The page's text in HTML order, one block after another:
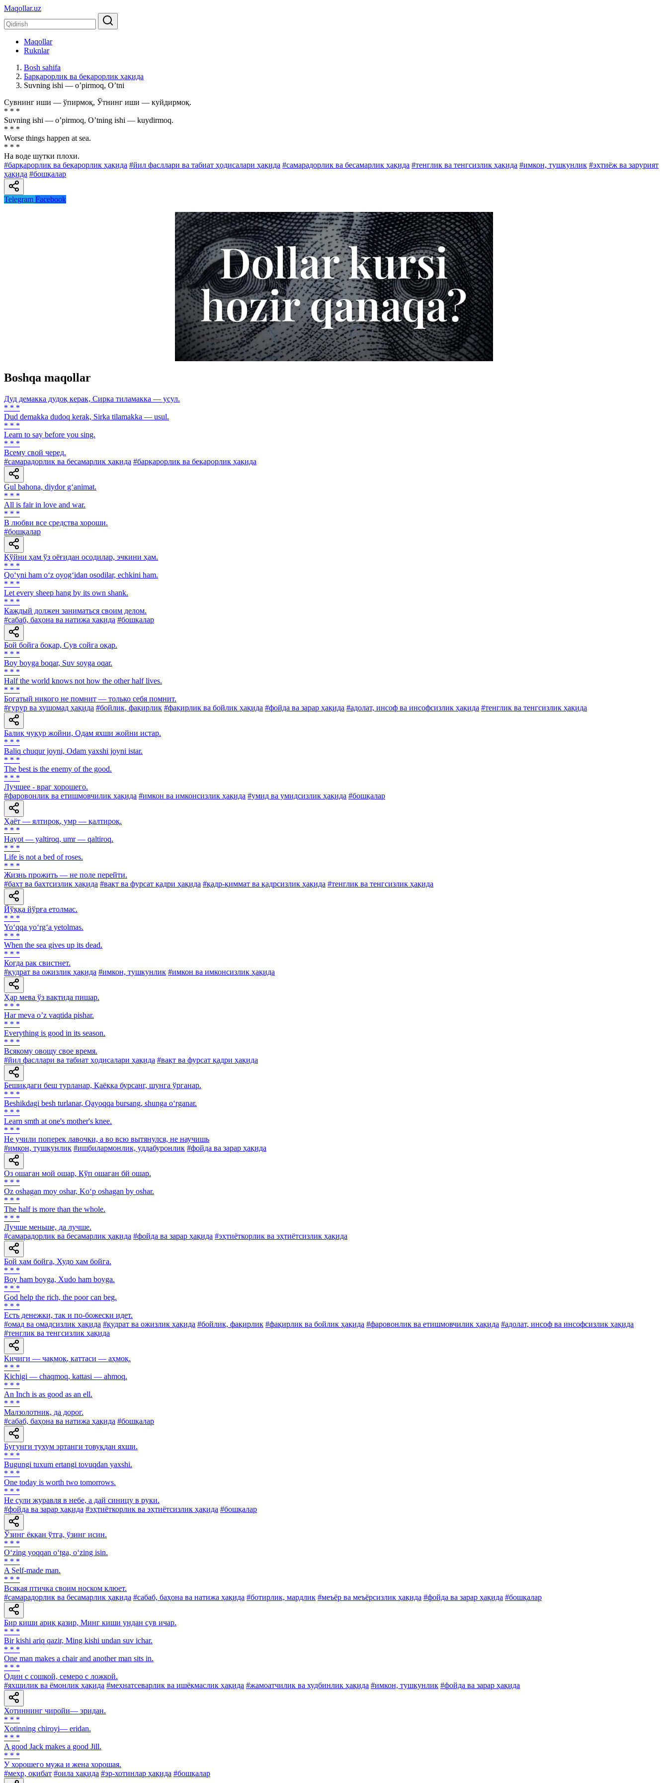
Maqollar.uz
Maqollar
Ruknlar
Bosh sahifa
Барқарорлик ва беқарорлик ҳақида
Suvning ishi — oʼpirmoq, Oʼtni
Сувнинг иши — ўпирмоқ, Ўтнинг иши — куйдирмоқ.
* * *
Suvning ishi — oʼpirmoq, Oʼtning ishi — kuydirmoq.
* * *
Worse things happen at sea.
* * *
Ha воде шутки плохи.
#барқарорлик ва беқарорлик ҳақида #йил фасллари ва табиат ҳодисалари ҳақида #самарадорлик ва бесамарлик ҳақида #тенглик ва тенгсизлик ҳақида #имкон, тушкунлик #эҳтиёж ва зарурият
ҳақида #бошқалар
Telegram Facebook
Boshqa maqollar
Дуд демакка дудоқ керак, Сирка тиламакка — усул.
* * *
Dud demakka dudoq kerak, Sirka tilamakka — usul.
* * *
Learn to say before you sing.
* * *
Всему свой черед.
#самарадорлик ва бесамарлик ҳақида #барқарорлик ва беқарорлик ҳақида
Gul bahona, diydor g‘animat.
* * *
All is fair in love and war.
* * *
В любви все средства хороши.
#бошқалар
Қўйни ҳам ўз оёғидан осодилар, эчкини ҳам.
* * *
Qo‘yni ham o‘z oyog‘idan osodilar, echkini ham.
* * *
Let every sheep hang by its own shank.
* * *
Каждый должен заниматься своим делом.
#сабаб, баҳона ва натижа ҳақида #бошқалар
Бой бойга боқар, Сув сойга оқар.
* * *
Boy boyga boqar, Suv soyga oqar.
* * *
Half the world knows not how the other half lives.
* * *
Богатый никого не помнит — только себя помнит.
#ғурур ва хушомад ҳақида #бойлик, фақирлик #фақирлик ва бойлик ҳақида #фойда ва зарар ҳақида #адолат, инсоф ва инсофсизлик ҳақида #тенглик ва тенгсизлик ҳақида
Балиқ чуқур жойни, Одам яхши жойни истар.
* * *
Baliq chuqur joyni, Odam yaxshi joyni istar.
* * *
The best is the enemy of the good.
* * *
Лучшее - враг хорошего.
#фаровонлик ва етишмовчилик ҳақида #имкон ва имконсизлик ҳақида #умид ва умидсизлик ҳақида #бошқалар
Ҳаёт — ялтироқ, умр — қалтироқ.
* * *
Hayot — yaltiroq, umr — qaltiroq.
* * *
Life is not a bed of roses.
* * *
Жизнь прожить — не поле перейти.
#бахт ва бахтсизлик ҳақида #вақт ва фурсат қадри ҳақида #қадр-қиммат ва қадрсизлик ҳақида #тенглик ва тенгсизлик ҳақида
Йўққа йўрға етолмас.
* * *
Yo‘qqa yo‘rg‘a yetolmas.
* * *
When the sea gives up its dead.
* * *
Когда рак свистнет.
#қудрат ва ожизлик ҳақида #имкон, тушкунлик #имкон ва имконсизлик ҳақида
Ҳар мева ўз вақтида пишар.
* * *
Har meva oʼz vaqtida pishar.
* * *
Everything is good in its season.
* * *
Всякому овощу свое время.
#йил фасллари ва табиат ҳодисалари ҳақида #вақт ва фурсат қадри ҳақида
Бешикдаги беш турланар, Қаёққа бурсанг, шунга ўрганар.
* * *
Beshikdagi besh turlanar, Qayoqqa bursang, shunga o‘rganar.
* * *
Learn smth at one's mother's knee.
* * *
Не учили поперек лавочки, а во всю вытянулся, не научишь
#имкон, тушкунлик #ишбилармонлик, уддабуронлик #фойда ва зарар ҳақида
Оз ошаган мой ошар, Кўп ошаган бй ошар.
* * *
Oz oshagan moy oshar, Ko‘p oshagan by oshar.
* * *
The half is more than the whole.
* * *
Лучше меньше, да лучше.
#самарадорлик ва бесамарлик ҳақида #фойда ва зарар ҳақида #эҳтиёткорлик ва эҳтиётсизлик ҳақида
Бой ҳам бойга, Худо ҳам бойга.
* * *
Boy ham boyga, Xudo ham boyga.
* * *
God help the rich, the poor can beg.
* * *
Есть денежки, так и по-божески идет.
#омад ва омадсизлик ҳақида #қудрат ва ожизлик ҳақида #бойлик, фақирлик #фақирлик ва бойлик ҳақида #фаровонлик ва етишмовчилик ҳақида #адолат, инсоф ва инсофсизлик ҳақида
#тенглик ва тенгсизлик ҳақида
Кичиги — чақмоқ, каттаси — аҳмоқ.
* * *
Kichigi — chaqmoq, kattasi — ahmoq.
* * *
An Inch is as good as an ell.
* * *
Малзолотник, да дорог.
#сабаб, баҳона ва натижа ҳақида #бошқалар
Бугунги тухум эртанги товуқдан яхши.
* * *
Bugungi tuxum ertangi tovuqdan yaxshi.
* * *
One today is worth two tomorrows.
* * *
He сули журавля в небе, а дай синицу в руки.
#фойда ва зарар ҳақида #эҳтиёткорлик ва эҳтиётсизлик ҳақида #бошқалар
Ўзинг ёққан ўтга, ўзинг исин.
* * *
O‘zing yoqqan o‘tga, o‘zing isin.
* * *
A Self-made man.
* * *
Всякая птичка своим носком клюет.
#самарадорлик ва бесамарлик ҳақида #сабаб, баҳона ва натижа ҳақида #ботирлик, мардлик #меъёр ва меъёрсизлик ҳақида #фойда ва зарар ҳақида #бошқалар
Бир киши ариқ қазир, Минг киши ундан сув ичар.
* * *
Bir kishi ariq qazir, Ming kishi undan suv ichar.
* * *
One man makes a chair and another man sits in.
* * *
Один с сошкой, семеро с ложкой.
#яхшилик ва ёмонлик ҳақида #меҳнатсеварлик ва ишёқмаслик ҳақида #жамоатчилик ва худбинлик ҳақида #имкон, тушкунлик #фойда ва зарар ҳақида
Хотиннинг чиройи— эридан.
* * *
Xotinning chiroyi— eridan.
* * *
A good Jack makes a good Jill.
* * *
У хорошего мужа и жена хорошая.
#меҳр, оқибат #оила ҳақида #эр-хотинлар ҳақида #бошқалар